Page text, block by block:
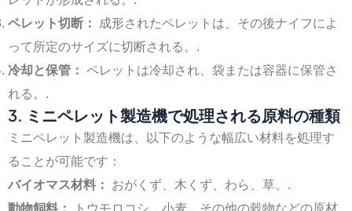
ペレット切断：
成形されたペレットは、その後ナイフによ
って所定のサイズに切断される。.
冷却と保管： ペレットは冷却され、袋または容器に保管さ
れる。.
3. ミニペレット製造機で処理される原料の種類
ミニペレット製造機は、以下のような幅広い材料を処理す
ることが可能です：
バイオマス材料：
おがくず、木くず、わら、草。.
動物飼料：
トウモロコシ、小麦、その他の穀物などの原材